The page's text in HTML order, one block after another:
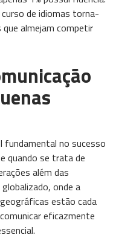
de idiomas torna-
que almejam competir
fundamental no sucesso
quando se trata de
além das
onde a
estão cada
eficazmente